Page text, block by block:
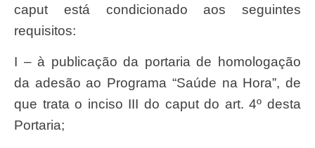
caput está condicionado aos seguintes
requisitos:
I – à publicação da portaria de homologação
da adesão ao Programa “Saúde na Hora”, de
que trata o inciso III do caput do art. 4º desta
Portaria;